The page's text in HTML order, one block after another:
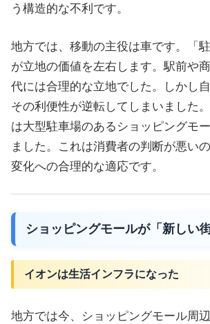
う構造的な不利です。
地方では、移動の主役は車です。「駐
が立地の価値を左右します。駅前や
代には合理的な立地でした。しかし自
その利便性が逆転してしまいました
は大型駐車場のあるショッピングモ
ました。これは消費者の判断が悪い
変化への合理的な適応です。
ショッピングモールが「新しい
イオンは生活インフラになった
地方では今、ショッピングモール周